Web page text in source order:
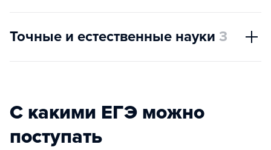
Точные и естественные науки 3
С какими ЕГЭ можно
поступать